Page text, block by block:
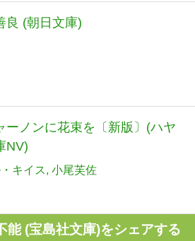
良 (朝日文庫)
ーノンに花束を〔新版〕(ハヤ
NV)
キイス 小尾芙佐
能 (宝島社文庫)をシェアする